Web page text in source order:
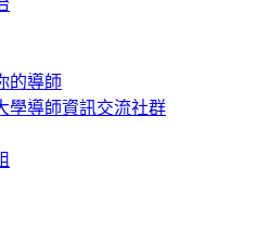
的導師
學導師資訊交流社群